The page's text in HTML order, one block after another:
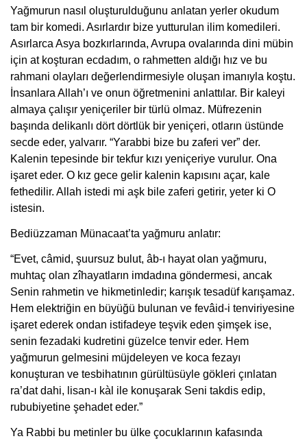
Yağmurun nasıl oluşturulduğunu anlatan yerler okudum
tam bir komedi. Asırlardır bize yutturulan ilim komedileri.
Asırlarca Asya bozkırlarında, Avrupa ovalarında dini mübin
için at koşturan ecdadım, o rahmetten aldığı hız ve bu
rahmani olayları değerlendirmesiyle oluşan imanıyla koştu.
İnsanlara Allah’ı ve onun öğretmenini anlattılar. Bir kaleyi
almaya çalışır yeniçeriler bir türlü olmaz. Müfrezenin
başında delikanlı dört dörtlük bir yeniçeri, otların üstünde
secde eder, yalvarır. “Yarabbi bize bu zaferi ver” der.
Kalenin tepesinde bir tekfur kızı yeniçeriye vurulur. Ona
işaret eder. O kız gece gelir kalenin kapısını açar, kale
fethedilir. Allah istedi mi aşk bile zaferi getirir, yeter ki O
istesin.
Bediüzzaman Münacaat’ta yağmuru anlatır:
“Evet, câmid, şuursuz bulut, âb-ı hayat olan yağmuru,
muhtaç olan zîhayatların imdadına göndermesi, ancak
Senin rahmetin ve hikmetinledir; karışık tesadüf karışamaz.
Hem elektriğin en büyüğü bulunan ve fevâid-i tenviriyesine
işaret ederek ondan istifadeye teşvik eden şimşek ise,
senin fezadaki kudretini güzelce tenvir eder. Hem
yağmurun gelmesini müjdeleyen ve koca fezayı
konuşturan ve tesbihatının gürültüsüyle gökleri çınlatan
ra’dat dahi, lisan-ı kàl ile konuşarak Seni takdis edip,
rububiyetine şehadet eder.”
Ya Rabbi bu metinler bu ülke çocuklarının kafasında